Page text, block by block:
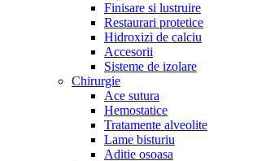
Finisare si lustruire
Restaurari protetice
Hidroxizi de calciu
Accesorii
Sisteme de izolare
Chirurgie
Ace sutura
Hemostatice
Tratamente alveolite
Lame bisturiu
Aditie osoasa